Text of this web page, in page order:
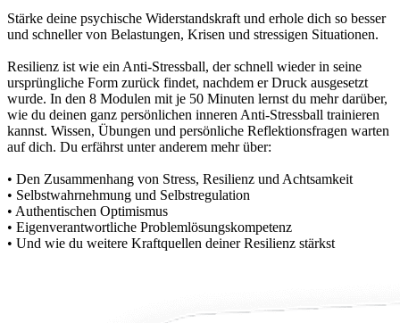
Stärke deine psychische Widerstandskraft und erhole dich so besser
und schneller von Belastungen, Krisen und stressigen Situationen.
Resilienz ist wie ein Anti-Stressball, der schnell wieder in seine
ursprüngliche Form zurück findet, nachdem er Druck ausgesetzt
wurde. In den 8 Modulen mit je 50 Minuten lernst du mehr darüber,
wie du deinen ganz persönlichen inneren Anti-Stressball trainieren
kannst. Wissen, Übungen und persönliche Reflektionsfragen warten
auf dich. Du erfährst unter anderem mehr über:
• Den Zusammenhang von Stress, Resilienz und Achtsamkeit
• Selbstwahrnehmung und Selbstregulation
• Authentischen Optimismus
• Eigenverantwortliche Problemlösungskompetenz
• Und wie du weitere Kraftquellen deiner Resilienz stärkst